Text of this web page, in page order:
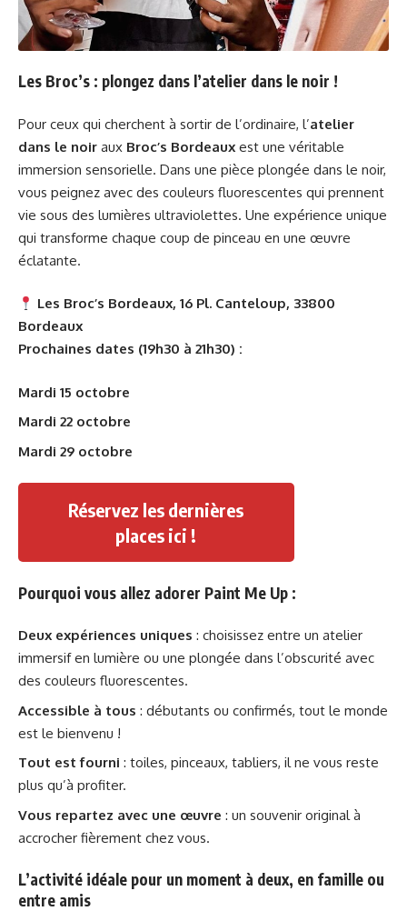
Les Broc’s : plongez dans l’atelier dans le noir !
Pour ceux qui cherchent à sortir de l’ordinaire, l’atelier
dans le noir aux Broc’s Bordeaux est une véritable
immersion sensorielle. Dans une pièce plongée dans le noir,
vous peignez avec des couleurs fluorescentes qui prennent
vie sous des lumières ultraviolettes. Une expérience unique
qui transforme chaque coup de pinceau en une œuvre
éclatante.
Les Broc’s Bordeaux, 16 Pl. Canteloup, 33800
Bordeaux
Prochaines dates (19h30 à 21h30) :
Mardi 15 octobre
Mardi 22 octobre
Mardi 29 octobre
Réservez les dernières
places ici !
Pourquoi vous allez adorer Paint Me Up :
Deux expériences uniques : choisissez entre un atelier
immersif en lumière ou une plongée dans l’obscurité avec
des couleurs fluorescentes.
Accessible à tous : débutants ou confirmés, tout le monde
est le bienvenu !
Tout est fourni : toiles, pinceaux, tabliers, il ne vous reste
plus qu’à profiter.
Vous repartez avec une œuvre : un souvenir original à
accrocher fièrement chez vous.
L’activité idéale pour un moment à deux, en famille ou
entre amis